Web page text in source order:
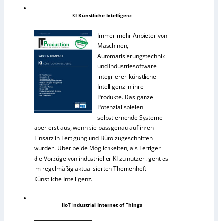
KI Künstliche Intelligenz
Immer mehr Anbieter von
Maschinen,
Automatisierungstechnik
und Industriesoftware
integrieren künstliche
Intelligenz in ihre
Produkte. Das ganze
Potenzial spielen
selbstlernende Systeme
aber erst aus, wenn sie passgenau auf ihren
Einsatz in Fertigung und Büro zugeschnitten
wurden. Über beide Möglichkeiten, als Fertiger
die Vorzüge von industrieller KI zu nutzen, geht es
im regelmäßig aktualisierten Themenheft
Künstliche Intelligenz.
IIoT Industrial Internet of Things